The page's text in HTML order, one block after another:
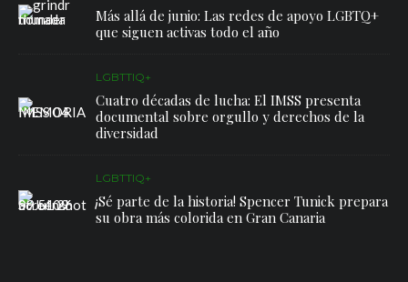
Más allá de junio: Las redes de apoyo LGBTQ+
que siguen activas todo el año
LGBTTIQ+
Cuatro décadas de lucha: El IMSS presenta
documental sobre orgullo y derechos de la
diversidad
LGBTTIQ+
¡Sé parte de la historia! Spencer Tunick prepara
su obra más colorida en Gran Canaria